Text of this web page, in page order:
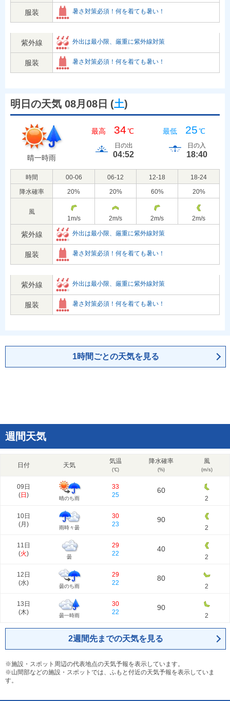
服装 暑さ対策必須！何を着ても暑い！
紫外線 外出は最小限、厳重に紫外線対策
服装 暑さ対策必須！何を着ても暑い！
明日の天気 08月08日 (土)
晴一時雨
最高 34℃ 最低 25℃
日の出
04:52
日の入
18:40
時間 00-06 06-12 12-18
18-24
降水確率
20% 20% 60% 20%
風
1m/s 2m/s 2m/s 2m/s
紫外線 外出は最小限、厳重に紫外線対策
服装 暑さ対策必須！何を着ても暑い！
紫外線 外出は最小限、厳重に紫外線対策
服装 暑さ対策必須！何を着ても暑い！
1時間ごとの天気を見る
週間天気
日付 天気
気温
(℃)
降水確率
(%)
風
(m/s)
09日
(日 ) 晴のち雨
33
25
60
2
10日
(月 ) 雨時々曇
30
23
90
2
11日
(火) 曇
29
22
40
2
12日
(水) 曇のち雨
29
22
80
2
13日
(木) 曇一時雨
30
22
90
2
2週間先までの天気を見る
※施設・スポット周辺の代表地点の天気予報を表示しています。
※山間部などの施設・スポットでは、ふもと付近の天気予報を表示していま
す。